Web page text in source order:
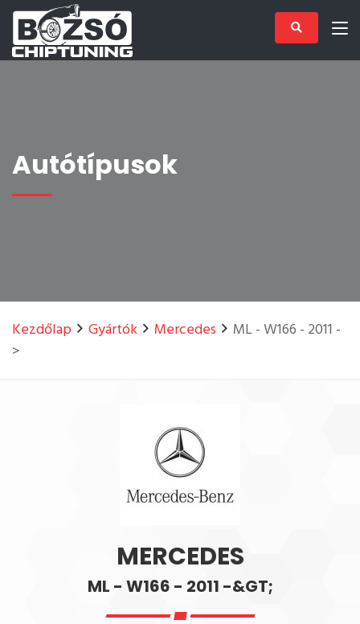
Autótípusok
Kezdőlap Gyártók Mercedes
ML - W166 - 2011 -
>
MERCEDES
ML - W166 - 2011 -&GT;